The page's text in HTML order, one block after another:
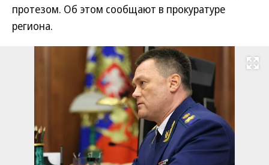
протезом. Об этом сообщают в прокуратуре
региона.
Развернуть